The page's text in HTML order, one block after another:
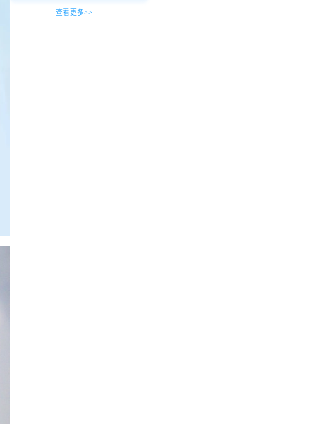
查看更多>>